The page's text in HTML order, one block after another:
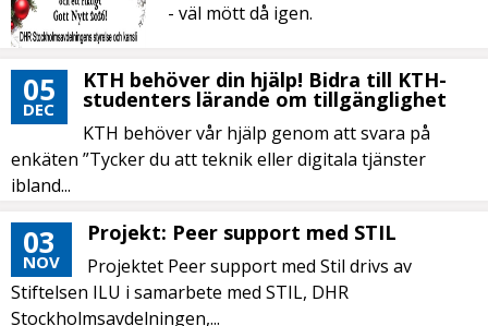
- väl mött då igen.
05
DEC
KTH behöver din hjälp! Bidra till KTH-
studenters lärande om tillgänglighet
KTH behöver vår hjälp genom att svara på
enkäten ”Tycker du att teknik eller digitala tjänster
ibland...
03
NOV
Projekt: Peer support med STIL
Projektet Peer support med Stil drivs av
Stiftelsen ILU i samarbete med STIL, DHR
Stockholmsavdelningen,...